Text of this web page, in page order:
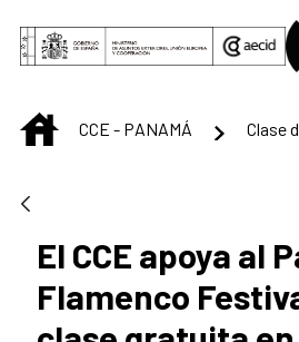
Saltar al contenido principal
INICIOCCE - PANAMÁ Clase
El CCE apoya al
Flamenco